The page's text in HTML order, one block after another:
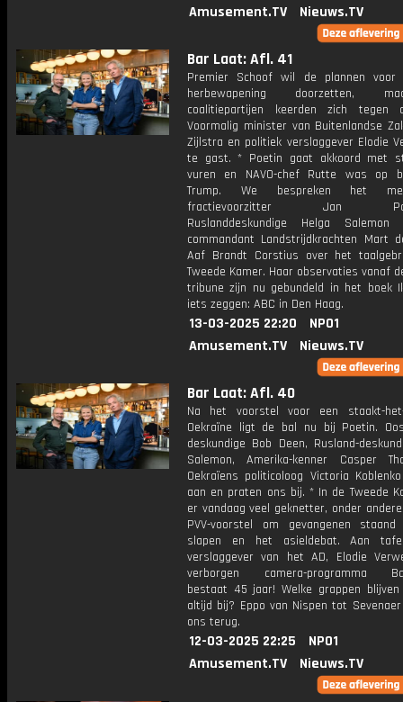
Amusement.TV
Nieuws.TV
Bar Laat: Afl. 41
Premier Schoof wil de plannen voor
herbewapening doorzetten,
coalitiepartijen keerden zich tegen
Voormalig minister van Buitenlandse
Zijlstra en politiek verslaggever Elodie
te gast. * Poetin gaat akkoord met
vuren en NAVO-chef Rutte was op
Trump. We bespreken het
fractievoorzitter Jan
Ruslanddeskundige Helga
commandant Landstrijdkrachten Mart
Aaf Brandt Corstius over het
Tweede Kamer. Haar observaties vanaf
tribune zijn nu gebundeld in het boek
iets zeggen: ABC in Den Haag.
13-03-2025 22:20
NPO1
Amusement.TV
Nieuws.TV
Bar Laat: Afl. 40
Na het voorstel voor een staakt-
Oekraïne ligt de bal nu bij Poetin.
deskundige Bob Deen, Rusland-
Salemon, Amerika-kenner Casper
Oekraïens politicoloog Victoria
aan en praten ons bij. * In de Tweede
er vandaag veel geknetter, onder
PVV-voorstel om gevangenen
slapen en het asieldebat. Aan
verslaggever van het AD, Elodie
verborgen camera-programma
bestaat 45 jaar! Welke grappen
altijd bij? Eppo van Nispen tot
ons terug.
12-03-2025 22:25
NPO1
Amusement.TV
Nieuws.TV